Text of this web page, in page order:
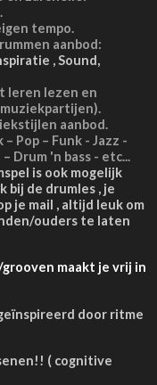
tempo.
aanbod:
, Sound,
leren lezen en
aanbod.
Pop – Funk - Jazz -
Drum 'n bass - etc...
is ook mogelijk
bij de drumles , je
je mail , altijd leuk om
ouders te laten
maakt je vrij in
door ritme
( cognitive